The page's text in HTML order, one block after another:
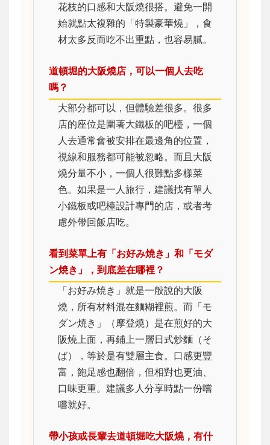
花枝的口感和大阪燒很搭。避免一開
始就點太複雜的「特製豪華燒」，食
材太多反而吃不出重點，也容易膩。
道頓堀的大阪燒店，可以一個人去吃
嗎？
大部分都可以，但體驗差很多。很多
店的座位是圍著大鐵板的吧檯，一個
人去通常會被安排在最邊角的位置，
視線和服務都可能被忽略。而且大阪
燒分量不小，一個人很難點多樣菜
色。如果是一人旅行，建議找有單人
小鐵板或吧檯設計專門的店，或者考
慮外帶回飯店吃。
看到菜單上有「お好み焼き」和「モダ
ン焼き」，到底差在哪裡？
「お好み焼き」就是一般說的大阪
燒，所有材料混在麵糊裡煎。而「モ
ダン焼き」（摩登燒）是在煎好的大
阪燒上面，再鋪上一層日式炒麵（そ
ば），等於是有雙層主食。口感更豐
富，飽足感也翻倍，但相對也更油、
口味更重。建議多人分享時點一份嚐
嚐就好。
帶小孩或長輩去道頓堀吃大阪燒，有什